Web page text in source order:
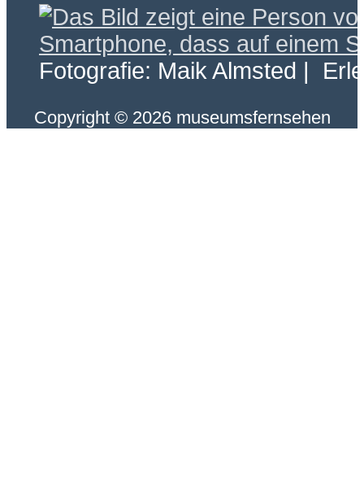
Fotografie: Maik Almsted |
Copyright © 2026 museumsfernsehen